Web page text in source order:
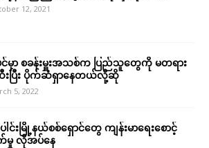
12, 2021
မှာ စခန်းမှူးအသစ်က ပြည်သူတွေကို မတရား
းပြီး ပိုက်ဆံရှာနေတယ်လို့ဆို
5, 2022
ါင်းမြို့နယ်စစ်ရှောင်တွေ ကျန်းမာရေးစောင့်
မှု လိုအပ်နေ